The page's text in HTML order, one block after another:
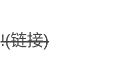
!(链接)